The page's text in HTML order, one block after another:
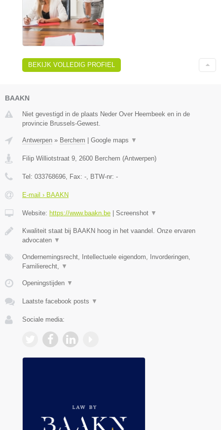
BEKIJK VOLLEDIG PROFIEL
BAAKN
Niet gevestigd in de plaats Neder Over Heembeek en in de
provincie Brussels-Gewest.
Antwerpen » Berchem Google maps ▼
Filip Williotstraat 9 2600 Berchem (Antwerpen)
Tel: 033768696 , Fax: - , BTW-nr: -
E-mail › BAAKN
Website: https://www.baakn.be Screenshot ▼
Kwaliteit staat bij BAAKN hoog in het vaandel. Onze ervaren
advocaten ▼
Ondernemingsrecht, Intellectuele eigendom, Invorderingen,
Familierecht,
▼
Openingstijden ▼
Laatste facebook posts ▼
Sociale media: